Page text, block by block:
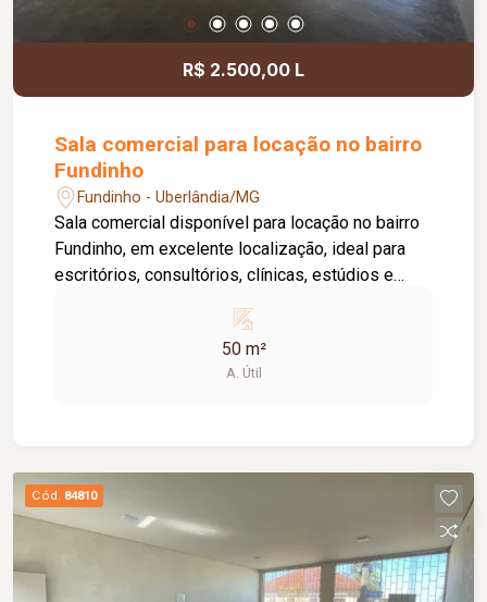
R$ 2.500,00 L
Sala comercial para locação no bairro
Fundinho
Fundinho - Uberlândia/MG
Sala comercial disponível para locação no bairro
Fundinho, em excelente localização, ideal para
escritórios, consultórios, clínicas, estúdios e
aproximadamente 50 m², forro em gesso, copa,
ponto de água, interfone e acesso por senha,
oferecendo praticidade e funcionalidade para o
banheiros feminino e masculino com
acessibilidade, controle de acesso facial, água
inclusa no condomínio, zelador e limpeza das
áreas comuns, copa, DML (Depósito de Material
de Limpeza), sistema de ronda, alarme, câmeras
50 m²
A. Útil
Cód. 84810